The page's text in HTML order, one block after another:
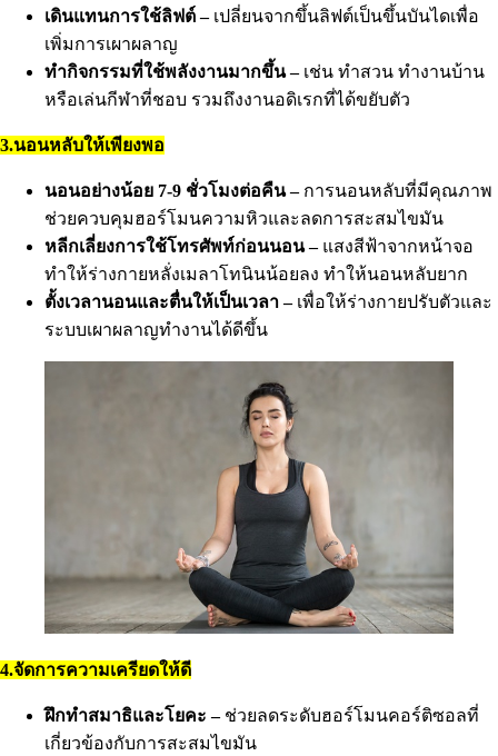
เดินแทนการใช้ลิฟต์ – เปลี่ยนจากขึ้นลิฟต์เป็นขึ้นบันไดเพื่อ
เพิ่มการเผาผลาญ
ทำกิจกรรมที่ใช้พลังงานมากขึ้น – เช่น ทำสวน ทำงานบ้าน
หรือเล่นกีฬาที่ชอบ รวมถึงงานอดิเรกที่ได้ขยับตัว
3.นอนหลับให้เพียงพอ
นอนอย่างน้อย 7-9 ชั่วโมงต่อคืน –การนอนหลับที่มีคุณภาพ
ช่วยควบคุมฮอร์โมนความหิวและลดการสะสมไขมัน
หลีกเลี่ยงการใช้โทรศัพท์ก่อนนอน –แสงสีฟ้าจากหน้าจอ
ทำให้ร่างกายหลั่งเมลาโทนินน้อยลง ทำให้นอนหลับยาก
ตั้งเวลานอนและตื่นให้เป็นเวลา –เพื่อให้ร่างกายปรับตัวและ
ระบบเผาผลาญทำงานได้ดีขึ้น
4.จัดการความเครียดให้ดี
ฝึกทำสมาธิและโยคะ –ช่วยลดระดับฮอร์โมนคอร์ติซอลที่
เกี่ยวข้องกับการสะสมไขมัน